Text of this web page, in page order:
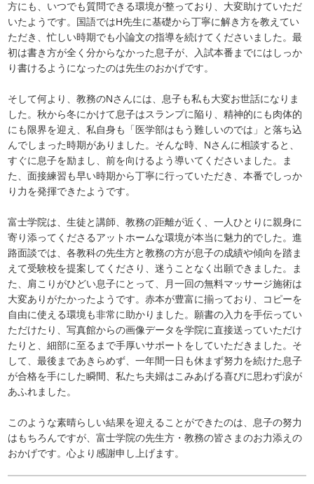
方にも、いつでも質問できる環境が整っており、大変助けていただ
いたようです。国語ではH先生に基礎から丁寧に解き方を教えてい
ただき、忙しい時期でも小論文の指導を続けてくださいました。最
初は書き方が全く分からなかった息子が、入試本番までにはしっか
り書けるようになったのは先生のおかげです。
そして何より、教務のNさんには、息子も私も大変お世話になりま
した。秋から冬にかけて息子はスランプに陥り、精神的にも肉体的
にも限界を迎え、私自身も「医学部はもう難しいのでは」と落ち込
んでしまった時期がありました。そんな時、Nさんに相談すると、
すぐに息子を励まし、前を向けるよう導いてくださいました。ま
た、面接練習も早い時期から丁寧に行っていただき、本番でしっか
り力を発揮できたようです。
富士学院は、生徒と講師、教務の距離が近く、一人ひとりに親身に
寄り添ってくださるアットホームな環境が本当に魅力的でした。進
路面談では、各教科の先生方と教務の方が息子の成績や傾向を踏ま
えて受験校を提案してくださり、迷うことなく出願できました。ま
た、肩こりがひどい息子にとって、月一回の無料マッサージ施術は
大変ありがたかったようです。赤本が豊富に揃っており、コピーを
自由に使える環境も非常に助かりました。願書の入力を手伝ってい
ただけたり、写真館からの画像データを学院に直接送っていただけ
たりと、細部に至るまで手厚いサポートをしていただきました。そ
して、最後まであきらめず、一年間一日も休まず努力を続けた息子
が合格を手にした瞬間、私たち夫婦はこみあげる喜びに思わず涙が
あふれました。
このような素晴らしい結果を迎えることができたのは、息子の努力
はもちろんですが、富士学院の先生方・教務の皆さまのお力添えの
おかげです。心より感謝申し上げます。